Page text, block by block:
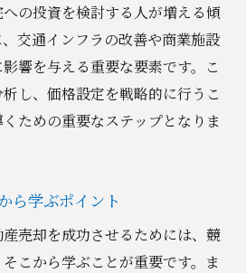
映した売却ストーリーの構築
ワークを活用した売却活動
ティの特性を活かしたプレゼ
させるための伊勢崎市の環境
展と不動産市場の将来性
の投資を検討する人が増える傾
交通インフラの改善や商業施設
響を与える重要な要素です。こ
し、価格設定を戦略的に行うこ
ための重要なステップとなりま
ら学ぶポイント
売却を成功させるためには、競
こから学ぶことが重要です。ま